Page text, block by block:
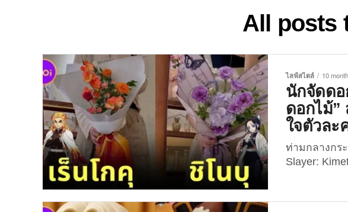
All posts
ไลฟ์สไตล์ 10
นักจัดดอ
ดอกไม้
ใจตัวละ
ท่ามกลางกร
Slayer:
รายได้ทะลุ